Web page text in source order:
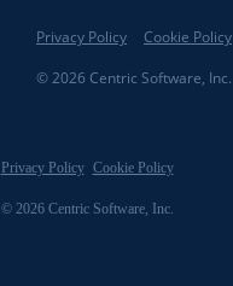
© 2026 Centric Software, Inc.
Privacy Policy Cookie Policy
© 2026 Centric Software, Inc.
Privacy Policy Cookie Policy